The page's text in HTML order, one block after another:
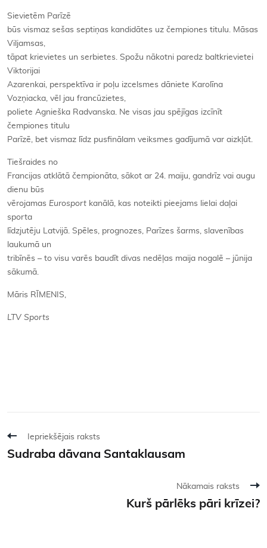
Sievietēm Parīzē
būs vismaz sešas septiņas kandidātes uz čempiones titulu. Māsas
Viljamsas,
tāpat krievietes un serbietes. Spožu nākotni paredz baltkrievietei
Viktorijai
Azarenkai, perspektīva ir poļu izcelsmes dāniete Karolīna
Vozņiacka, vēl jau francūzietes,
poliete Agnieška Radvanska. Ne visas jau spējīgas izcīnīt
čempiones titulu
Parīzē, bet vismaz līdz pusfinālam veiksmes gadījumā var aizkļūt.
Tiešraides no
Francijas atklātā čempionāta, sākot ar 24. maiju, gandrīz vai augu
dienu būs
vērojamas Eurosport kanālā, kas noteikti pieejams lielai daļai
sporta
līdzjutēju Latvijā. Spēles, prognozes, Parīzes šarms, slavenības
laukumā un
tribīnēs – to visu varēs baudīt divas nedēļas maija nogalē – jūnija
sākumā.
Māris RĪMENIS,
LTV Sports
Iepriekšējais raksts
Sudraba dāvana Santaklausam
Nākamais raksts
Kurš pārlēks pāri krīzei?